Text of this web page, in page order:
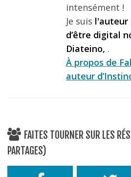
intensément !
Je suis l'auteur
d’être digital
Diateino, .
À propos de
auteur
FAITES TOURNER SUR LES
PARTAGES)